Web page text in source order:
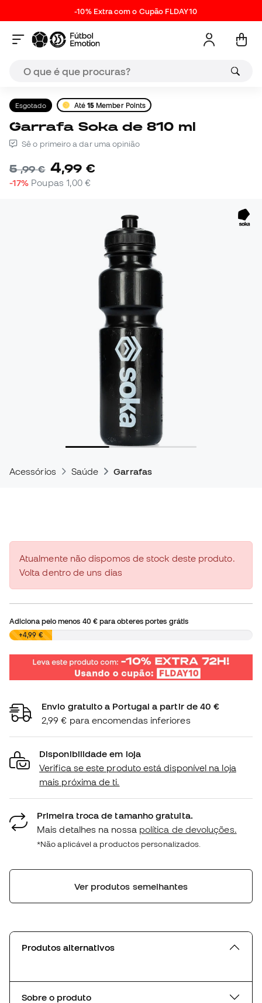
-10% Extra com o Cupão FLDAY10
Esgotado Até 15 Member Points
Garrafa Soka de 810 ml
Sê o primeiro a dar uma opinião
5,99 € 4,99 €
-17% Poupas 1,00 €
Acessórios Saúde Garrafas
Atualmente não dispomos de stock deste produto.
Volta dentro de uns dias
Adiciona pelo menos 40 €para obteres portes grátis
0,00 €+4,99 €
Envio gratuito a Portugal a partir de 40 €
2,99 € para encomendas inferiores
Disponibilidade em loja
Verifica se este produto está disponível na loja
mais próxima de ti.
Primeira troca de tamanho gratuita.
Mais detalhes na nossa política de devoluções.
*Não aplicável a productos personalizados.
Ver produtos semelhantes
Produtos alternativos
Sobre o produto